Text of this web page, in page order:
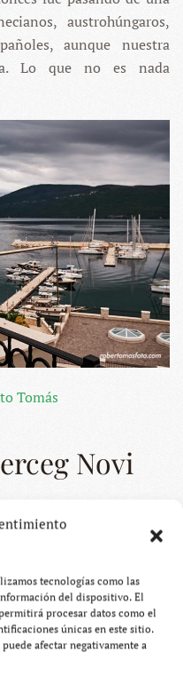
tecnologías como las
del dispositivo. El
procesar datos como el
únicas en este sitio.
afectar negativamente a
austrohúngaros,
aunque nuestra
Lo que no es nada
Tomás
Novi
y con el único
Y es que, como no
del lugar, tampoco
Sin embargo,
en atraparnos entre
y sus escaleras y